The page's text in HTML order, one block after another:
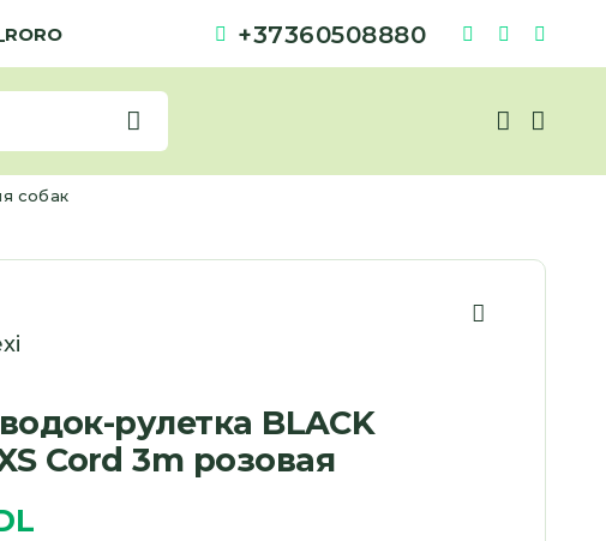
RO +37360508880
собак
рулетка BLACK
Cord 3m розовая